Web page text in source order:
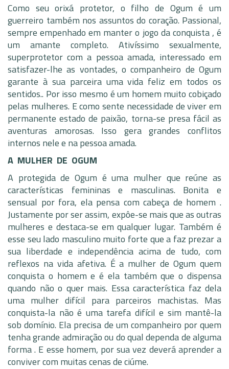
Como seu orixá protetor, o filho de Ogum é um
guerreiro também nos assuntos do coração. Passional,
sempre empenhado em manter o jogo da conquista , é
um amante completo. Ativíssimo sexualmente,
superprotetor com a pessoa amada, interessado em
satisfazer-lhe as vontades, o companheiro de Ogum
garante à sua parceira uma vida feliz em todos os
sentidos.. Por isso mesmo é um homem muito cobiçado
pelas mulheres. E como sente necessidade de viver em
permanente estado de paixão, torna-se presa fácil as
aventuras amorosas. Isso gera grandes conflitos
internos nele e na pessoa amada.
A MULHER DE OGUM
A protegida de Ogum é uma mulher que reúne as
características femininas e masculinas. Bonita e
sensual por fora, ela pensa com cabeça de homem .
Justamente por ser assim, expôe-se mais que as outras
mulheres e destaca-se em qualquer lugar. Também é
esse seu lado masculino muito forte que a faz prezar a
sua liberdade e independência acima de tudo, com
reflexos na vida afetiva. É a mulher de Ogum quem
conquista o homem e é ela também que o dispensa
quando não o quer mais. Essa característica faz dela
uma mulher difícil para parceiros machistas. Mas
conquista-la não é uma tarefa difícil e sim mantê-la
sob domínio. Ela precisa de um companheiro por quem
tenha grande admiração ou do qual dependa de alguma
forma . E esse homem, por sua vez deverá aprender a
conviver com muitas cenas de ciúme.